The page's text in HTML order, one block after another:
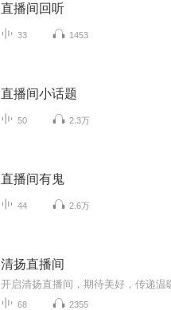
直播间回听
33 1453
直播间小话题
50 2.3万
直播间有鬼
44 2.6万
清扬直播间
68 2355